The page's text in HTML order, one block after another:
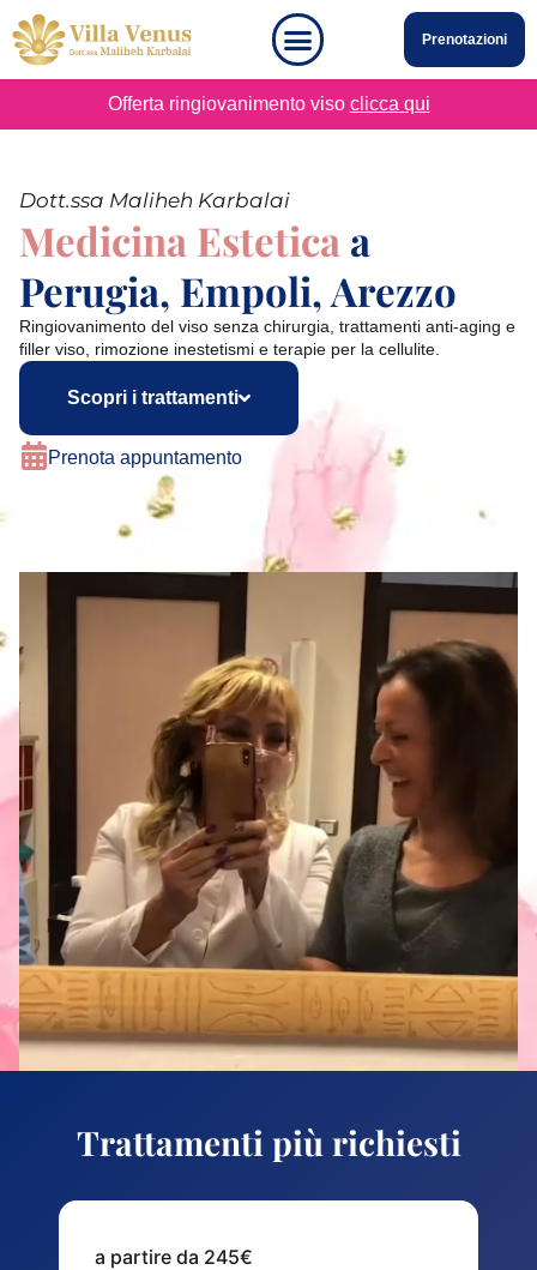
Prenotazioni
Offerta ringiovanimento viso clicca qui
Dott.ssa Maliheh Karbalai
Medicina Estetica a
Perugia, Empoli, Arezzo
Ringiovanimento del viso senza chirurgia, trattamenti anti-aging e
filler viso, rimozione inestetismi e terapie per la cellulite.
Scopri i trattamenti
Prenota appuntamento
Trattamenti più richiesti
a partire da 245€